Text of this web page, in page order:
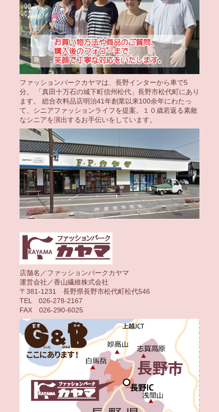
ファッションパークカヤマは、長野インターから車で5
分。 「真田十万石の城下町信州松代」長野市松代町にあり
ます。 総合衣料品店明治41年創業以来100余年にわたっ
て、シニアファッションライフを提案。１０歳若返る素敵
なシニアを演出するお手伝いをしています。
店舗名／ファッションパークカヤマ
運営会社／香山繊維株式会社
〒381-1231 長野県長野市松代町松代546
TEL 026-278-2167
FAX 026-290-6025